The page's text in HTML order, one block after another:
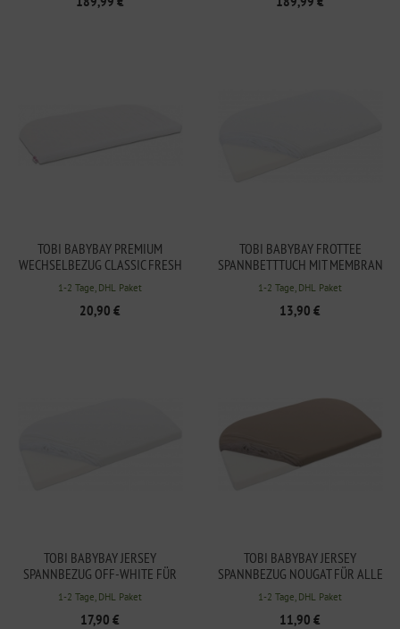
TOBI BABYBAY PREMIUM
WECHSELBEZUG CLASSIC FRESH
FÜR MODELL
COMFORT/BOXSPRING COMFORT
1-2 Tage, DHL Paket
20,90 €
TOBI BABYBAY FROTTEE
SPANNBETTTUCH MIT MEMBRAN
PASSEND FÜR MODELL
MAXI/MIDI/MINI/BOXSPRING/
PLUS
1-2 Tage, DHL Paket
13,90 €
TOBI BABYBAY JERSEY
SPANNBEZUG OFF-WHITE FÜR
ALLE MODELLE AUSSER O
RIGINAL
1-2 Tage, DHL Paket
17,90 €
TOBI BABYBAY JERSEY
SPANNBEZUG NOUGAT FÜR ALLE
MODELLE AUSSER ORIGINAL
1-2 Tage, DHL Paket
11,90 €